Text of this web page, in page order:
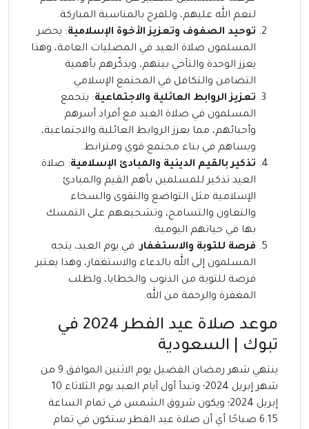
لنعم الله عليهم، وللفرح بالمناسبة المباركة.
توحيد الصفوف وتعزيز الأخوة الإسلامية: يحضر
المسلمون صلاة العيد في المصليات العامة، وهذا
يعزز الوحدة والتآخي بينهم، ويذكّرهم بأهمية
التضامن والتكافل في المجتمع الإسلامي.
تعزيز الروابط العائلية والاجتماعية: يتجمع
المسلمون في صلاة العيد مع أفراد أسرهم
وأحبائهم، مما يعزز الروابط العائلية والاجتماعية،
ويساهم في بناء مجتمع قوي ومترابط.
تذكير بالقيم الدينية والمبادئ الإسلامية: صلاة
العيد تذكير للمسلمين بأهم القيم والمبادئ
الإسلامية مثل التواضع والتقوى والسخاء
والتعاون والتسامح، وتشجيعهم على التمسك
بها في حياتهم اليومية.
فرصة للتوبة والاستغفار: في يوم العيد، يتجه
المسلمون إلى الله بالدعاء والاستغفار، وهذا يعتبر
فرصة للتوبة من الذنوب والخطايا، ولطلب
المغفرة والرحمة من الله.
موعد صلاة عيد الفطر 2024 في
تبوك | السعودية
ينتهي شهر رمضان الفضيل يوم الاثنين الموافق 9 من
شهر إبريل 2024؛ وتبدأ أول أيام العيد يوم الثلاثاء 10
إبريل 2024؛ ويكون شروق الشمس في تمام الساعة
6.15 صباحًا أي أن صلاة عيد الفطر ستكون في تمام